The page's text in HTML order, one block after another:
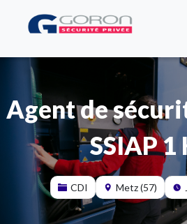
Agent de
SSIAP 1
CDI Metz (57)